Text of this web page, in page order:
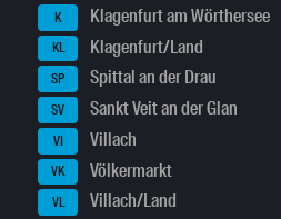
K Klagenfurt am Wörthersee
KL Klagenfurt/Land
SP Spittal an der Drau
SV Sankt Veit an der Glan
VI Villach
VK Völkermarkt
VL Villach/Land